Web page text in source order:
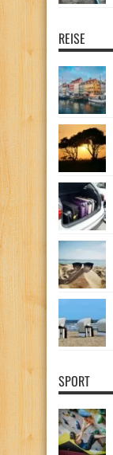
REISE
SPORT